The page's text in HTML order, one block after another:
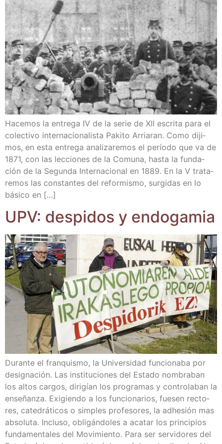
Hace­mos la entre­ga IV de la serie de XII escri­ta para el
colec­ti­vo inter­na­cio­na­lis­ta Paki­to Arria­ran. Como diji­
mos, en esta entre­ga ana­li­za­re­mos el perío­do que va de
1871, con las lec­cio­nes de la Comu­na, has­ta la fun­da­
ción de la Segun­da Inter­na­cio­nal en 1889. En la V tra­ta­
re­mos las cons­tan­tes del refor­mis­mo, sur­gi­das en lo
bási­co en […]
UPV: des­pi­dos y endogamia
Duran­te el fran­quis­mo, la Uni­ver­si­dad fun­cio­na­ba por
desig­na­ción. Las ins­ti­tu­cio­nes del Esta­do nom­bra­ban
los altos car­gos, diri­gían los pro­gra­mas y con­tro­la­ban la
ense­ñan­za. Exi­gien­do a los fun­cio­na­rios, fue­sen rec­to­
res, cate­drá­ti­cos o sim­ples pro­fe­so­res, la adhe­sión mas
abso­lu­ta. Inclu­so, obli­gán­do­les a aca­tar los prin­ci­pios
fun­da­men­ta­les del Movi­mien­to. Para ser ser­vi­do­res del